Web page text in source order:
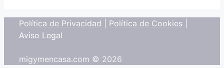
Política de Privacidad Política de Cookies
Aviso Legal
migymencasa.com © 2026